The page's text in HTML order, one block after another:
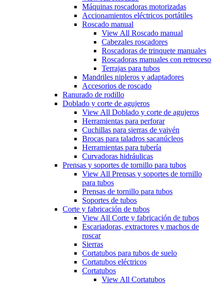
Máquinas roscadoras motorizadas
Accionamientos eléctricos portátiles
Roscado manual
View All Roscado manual
Cabezales roscadores
Roscadoras de trinquete manuales
Roscadoras manuales con retroceso
Terrajas para tubos
Mandriles nipleros y adaptadores
Accesorios de roscado
Ranurado de rodillo
Doblado y corte de agujeros
View All Doblado y corte de agujeros
Herramientas para perforar
Cuchillas para sierras de vaivén
Brocas para taladros sacanúcleos
Herramientas para tubería
Curvadoras hidráulicas
Prensas y soportes de tornillo para tubos
View All Prensas y soportes de tornillo
para tubos
Prensas de tornillo para tubos
Soportes de tubos
Corte y fabricación de tubos
View All Corte y fabricación de tubos
Escariadoras, extractores y machos de
roscar
Sierras
Cortatubos para tubos de suelo
Cortatubos eléctricos
Cortatubos
View All Cortatubos